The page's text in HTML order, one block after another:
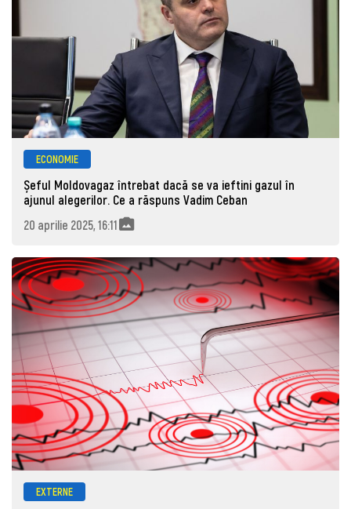
ECONOMIE
Șeful Moldovagaz întrebat dacă se va ieftini gazul în
ajunul alegerilor. Ce a răspuns Vadim Ceban
20 aprilie 2025, 16:11
EXTERNE